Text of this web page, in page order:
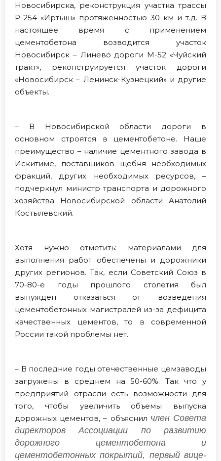
Новосибирска, реконструкция участка трассы
Р-254 «Иртыш» протяженностью 30 км и т.д. В
настоящее время с применением
цементобетона возводится участок
Новосибирск – Линево дороги М-52 «Чуйский
тракт», реконструируется участок дороги
«Новосибирск – Ленинск-Кузнецкий» и другие
объекты.
– В Новосибирской области дороги в
основном строятся в цементобетоне. Наше
преимущество – наличие цементного завода в
Искитиме, поставщиков щебня необходимых
фракций, других необходимых ресурсов, –
подчеркнул министр транспорта и дорожного
хозяйства Новосибирской области Анатолий
Костылевский.
Хотя нужно отметить: материалами для
выполнения работ обеспечены и дорожники
других регионов. Так, если Советский Союз в
70-80-е годы прошлого столетия был
вынужден отказаться от возведения
цементобетонных магистралей из-за дефицита
качественных цементов, то в современной
России такой проблемы нет.
– В последние годы отечественные цемзаводы
загружены в среднем на 50-60%. Так что у
предприятий отрасли есть возможности для
того, чтобы увеличить объемы выпуска
дорожных цементов, – объяснил член Совета
директоров Ассоциации по развитию
дорожного цементобетона и
цементобетонных покрытий, первый вице-